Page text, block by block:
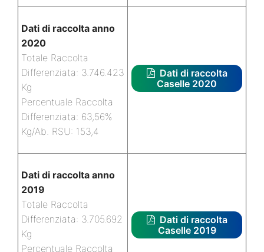
Dati di raccolta anno
2020
Totale Raccolta
Differenziata: 3.746.423
Kg
Percentuale Raccolta
Differenziata: 63,56%
Kg/Ab. RSU: 153,4
Dati di raccolta
Caselle 2020
Dati di raccolta anno
2019
Totale Raccolta
Differenziata: 3.705.692
Kg
Percentuale Raccolta
Dati di raccolta
Caselle 2019